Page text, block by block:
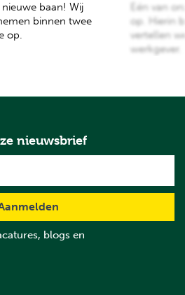
baan! Wij
binnen twee
op.
Eén van
op. Hierin
vertellen
werkgever.
nieuwsbrief
blogs en